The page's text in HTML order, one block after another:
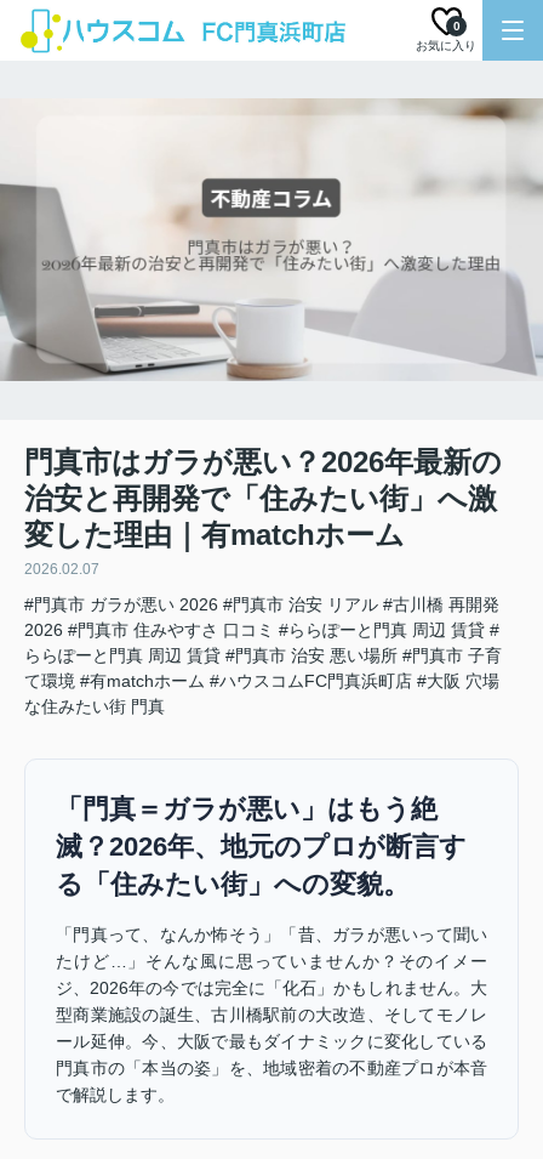
お気に入り
0
門真市はガラが悪い？2026年最新の
治安と再開発で「住みたい街」へ激
変した理由｜有matchホーム
2026.02.07
#門真市 ガラが悪い 2026 #門真市 治安 リアル #古川橋 再開発
2026 #門真市 住みやすさ 口コミ #ららぽーと門真 周辺 賃貸 #
ららぽーと門真 周辺 賃貸 #門真市 治安 悪い場所 #門真市 子育
て環境 #有matchホーム #ハウスコムFC門真浜町店 #大阪 穴場
な住みたい街 門真
「門真＝ガラが悪い」はもう絶
滅？2026年、地元のプロが断言す
る「住みたい街」への変貌。
「門真って、なんか怖そう」「昔、ガラが悪いって聞い
たけど…」そんな風に思っていませんか？そのイメー
ジ、2026年の今では完全に「化石」かもしれません。大
型商業施設の誕生、古川橋駅前の大改造、そしてモノレ
ール延伸。今、大阪で最もダイナミックに変化している
門真市の「本当の姿」を、地域密着の不動産プロが本音
で解説します。